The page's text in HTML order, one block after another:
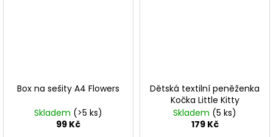
Box na sešity A4 Flowers
Skladem (>5 ks)
99 Kč
Dětská textilní peněženka
Kočka Little Kitty
Skladem (5 ks)
179 Kč